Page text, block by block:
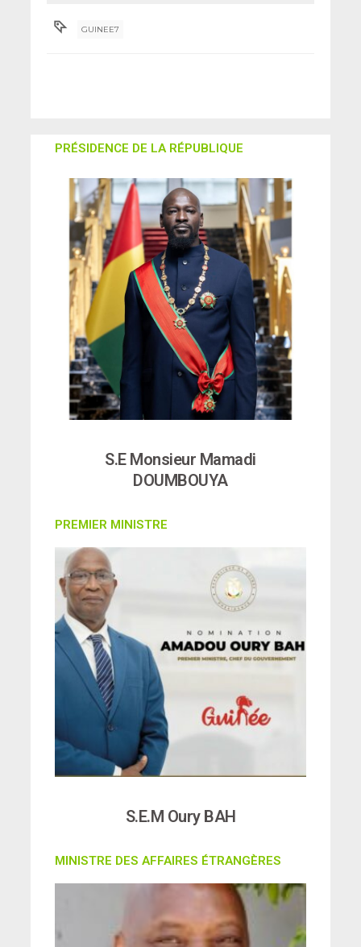
GUINEE7
PRÉSIDENCE DE LA RÉPUBLIQUE
S.E Monsieur Mamadi
DOUMBOUYA
PREMIER MINISTRE
S.E.M Oury BAH
MINISTRE DES AFFAIRES ÉTRANGÈRES